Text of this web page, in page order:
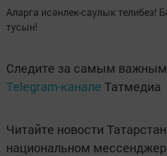
Аларга исәнлек-саулык телибез!
тусын!
Следите за самым
Telegram-канале Татмедиа
Читайте новости
национальном